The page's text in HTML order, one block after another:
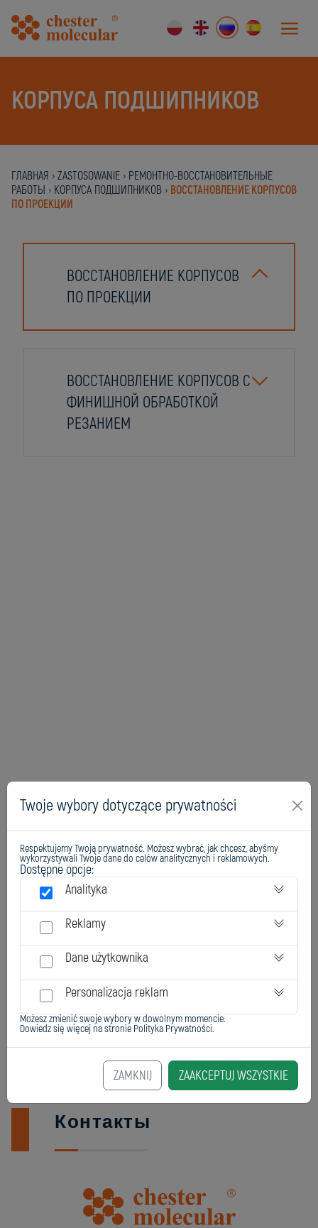
КОРПУСА ПОДШИПНИКОВ
ГЛАВНАЯ › ZASTOSOWANIE › РЕМОНТНО-ВОССТАНОВИТЕЛЬНЫЕ
РАБОТЫ › КОРПУСА ПОДШИПНИКОВ › ВОССТАНОВЛЕНИЕ КОРПУСОВ
ПО ПРОЕКЦИИ
ВОССТАНОВЛЕНИЕ КОРПУСОВ
ПО ПРОЕКЦИИ
ВОССТАНОВЛЕНИЕ КОРПУСОВ С
ФИНИШНОЙ ОБРАБОТКОЙ
РЕЗАНИЕМ
Контакты
Twoje wybory dotyczące prywatności
Respektujemy Twoją prywatność. Możesz wybrać, jak chcesz, abyśmy
wykorzystywali Twoje dane do celów analitycznych i reklamowych.
Dostępne opcje:
Analityka
Reklamy
Dane użytkownika
Personalizacja reklam
Możesz zmienić swoje wybory w dowolnym momencie.
Dowiedz się więcej na stronie Polityka Prywatności.
ZAMKNIJ ZAAKCEPTUJ WSZYSTKIE